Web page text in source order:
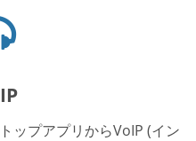
ッ
ン
ップアプリからVoIP (イン